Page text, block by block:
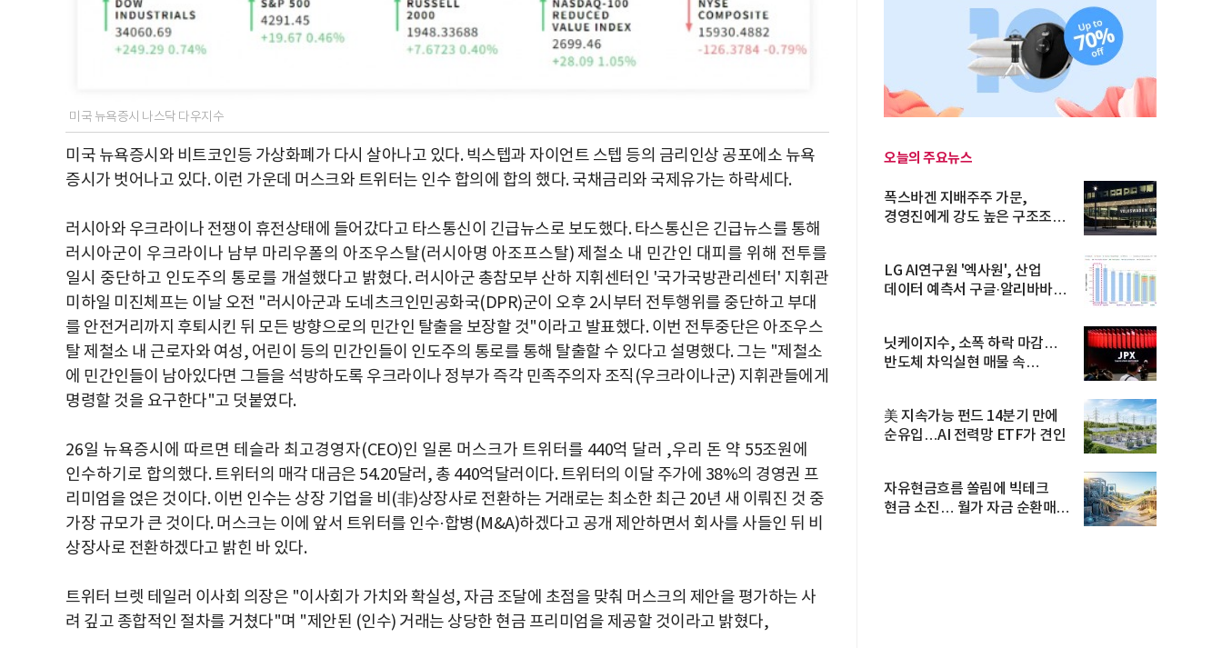
미국 뉴욕증시 나스닥 다우지수
미국 뉴욕증시와 비트코인등 가상화폐가 다시 살아나고 있다. 빅스텝과 자이언트 스텝 등의 금리인상 공포에소 뉴욕
증시가 벗어나고 있다. 이런 가운데 머스크와 트위터는 인수 합의에 합의 했다. 국채금리와 국제유가는 하락세다.
러시아와 우크라이나 전쟁이 휴전상태에 들어갔다고 타스통신이 긴급뉴스로 보도했다. 타스통신은 긴급뉴스를 통해
러시아군이 우크라이나 남부 마리우폴의 아조우스탈(러시아명 아조프스탈)제철소 내 민간인 대피를 위해 전투를
일시 중단하고 인도주의 통로를 개설했다고 밝혔다. 러시아군 총참모부 산하 지휘센터인 '국가국방관리센터' 지휘관
미하일 미진체프는 이날 오전 "러시아군과 도네츠크인민공화국(DPR)군이 오후 2시부터 전투행위를 중단하고 부대
를 안전거리까지 후퇴시킨 뒤 모든 방향으로의 민간인 탈출을 보장할 것"이라고 발표했다. 이번 전투중단은 아조우스
탈 제철소 내 근로자와 여성, 어린이 등의 민간인들이 인도주의 통로를 통해 탈출할 수 있다고 설명했다. 그는 "제철소
에 민간인들이 남아있다면 그들을 석방하도록 우크라이나 정부가 즉각 민족주의자 조직(우크라이나군) 지휘관들에게
명령할 것을 요구한다"고 덧붙였다.
26일 뉴욕증시에 따르면 테슬라 최고경영자(CEO)인 일론 머스크가 트위터를 440억 달러 ,우리 돈 약 55조원에
인수하기로 합의했다. 트위터의 매각 대금은 54.20달러, 총 440억달러이다. 트위터의 이달 주가에 38%의 경영권 프
리미엄을 얹은 것이다. 이번 인수는 상장 기업을 비(非)상장사로 전환하는 거래로는 최소한 최근 20년 새 이뤄진 것 중
가장 규모가 큰 것이다. 머스크는 이에 앞서 트위터를 인수·합병(M&A)하겠다고 공개 제안하면서 회사를 사들인 뒤 비
상장사로 전환하겠다고 밝힌 바 있다.
트위터 브렛 테일러 이사회 의장은 "이사회가 가치와 확실성, 자금 조달에 초점을 맞춰 머스크의 제안을 평가하는 사
려 깊고 종합적인 절차를 거쳤다"며 "제안된 (인수) 거래는 상당한 현금 프리미엄을 제공할 것이라고 밝혔다,
오늘의 주요뉴스
폭스바겐 지배주주 가문,
경영진에게 강도 높은 구조조정
LG AI연구원 '엑사원', 산업
데이터 예측서 구글·알리바바
닛케이지수, 소폭 하락 마감…
반도체 차익실현 매물 속
美 지속가능 펀드 14분기 만에
순유입…AI 전력망 ETF가 견인
자유현금흐름 쏠림에 빅테크
현금 소진… 월가 자금 순환매